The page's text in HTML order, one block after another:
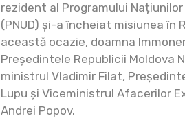
rezident al Programului
(PNUD) și-a încheiat misiunea în
această ocazie, doamna
Președintele Republicii Moldova
ministrul Vladimir Filat,
Lupu și Viceministrul Afacerilor
Andrei Popov.